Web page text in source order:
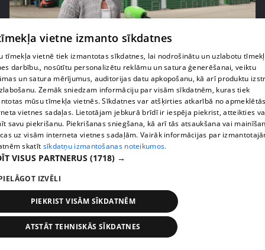
Melleņu zelta drudzis: kas nosaka iepirkuma
cenu?
409. epizode
vietne izmanto sīkdatnes
tīmekļa vietnē tiek izmantotas sīkdatnes, lai nodrošinātu un uzlabotu
darbību., nosūtītu personalizētu reklāmu un satura ģenerēšanai, veiktu
un satura mērījumus, auditorijas datu apkopošanu, kā arī produktu
Zemāk sniedzam informāciju par visām sīkdatnēm, kuras tiek
mūsu tīmekļa vietnēs. Sīkdatnes var atšķirties atkarībā no
vietnes sadaļas. Lietotājam jebkurā brīdī ir iespēja piekrist, atteikties
savu piekrišanu. Piekrišanas sniegšana, kā arī tās atsaukšana vai
uz visām interneta vietnes sadaļām. Vairāk informācijas par
skatīt sīkdatņu izmantošanas noteikumos.
VISUS PARTNERUS (1718) →
IZVĒLI
PIEKRIST VISĀM SĪKDATNĒM
ATSTĀT TEHNISKĀS SĪKDATNES